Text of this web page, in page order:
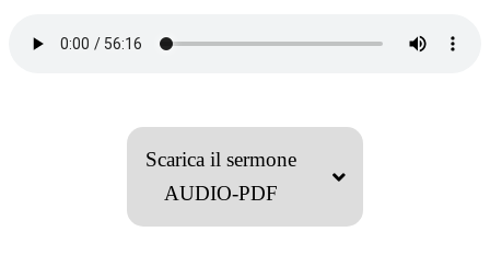
Scarica il sermone
AUDIO-PDF